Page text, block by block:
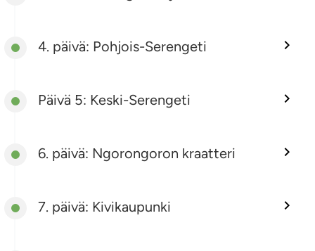
4. päivä: Pohjois-Serengeti
Päivä 5: Keski-Serengeti
6. päivä: Ngorongoron kraatteri
7. päivä: Kivikaupunki